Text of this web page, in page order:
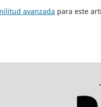
avanzada para este